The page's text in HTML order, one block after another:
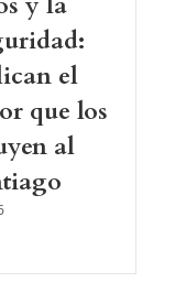
el
que los
al